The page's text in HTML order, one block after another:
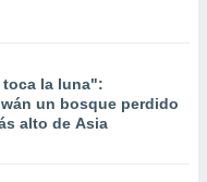
la luna":
un bosque perdido
alto de Asia